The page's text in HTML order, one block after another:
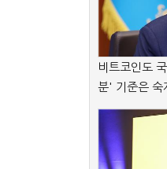
비트코인도
분' 기준은 숙